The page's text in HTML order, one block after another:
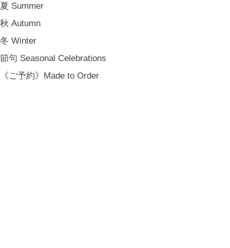
夏 Summer
秋 Autumn
冬 Winter
節句 Seasonal Celebrations
《ご予約》Made to Order
プライバシーポリシー
特定商取引法に基づく表記
会員規約